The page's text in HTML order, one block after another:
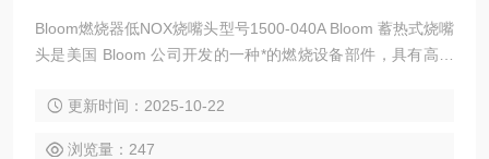
Bloom燃烧器低NOX烧嘴头型号1500-040A Bloom 蓄热式烧嘴
头是美国 Bloom 公司开发的一种*的燃烧设备部件，具有高效
更新时间：2025-10-22
浏览量：247